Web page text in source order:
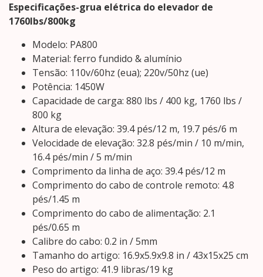
Especificações-grua elétrica do elevador de
1760lbs/800kg
Modelo: PA800
Material: ferro fundido & alumínio
Tensão: 110v/60hz (eua); 220v/50hz (ue)
Potência: 1450W
Capacidade de carga: 880 lbs / 400 kg, 1760 lbs /
800 kg
Altura de elevação: 39.4 pés/12 m, 19.7 pés/6 m
Velocidade de elevação: 32.8 pés/min / 10 m/min,
16.4 pés/min / 5 m/min
Comprimento da linha de aço: 39.4 pés/12 m
Comprimento do cabo de controle remoto: 4.8
pés/1.45 m
Comprimento do cabo de alimentação: 2.1
pés/0.65 m
Calibre do cabo: 0.2 in / 5mm
Tamanho do artigo: 16.9x5.9x9.8 in / 43x15x25 cm
Peso do artigo: 41.9 libras/19 kg